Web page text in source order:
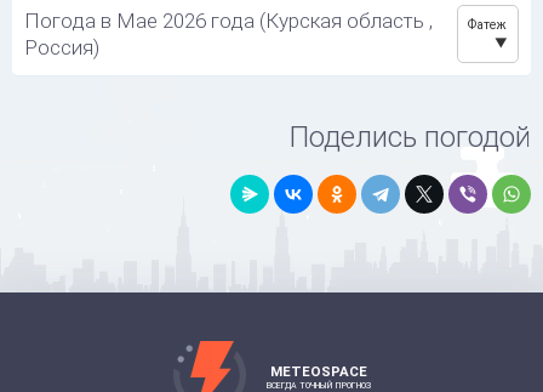
Погода в Мае 2026 года (Курская область ,
Россия)
Фатеж
Поделись погодой
METEOSPACE
ВСЕГДА ТОЧНЫЙ ПРОГНОЗ